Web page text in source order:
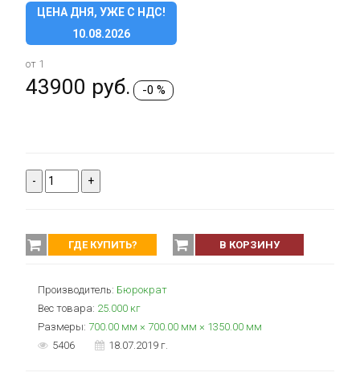
ЦЕНА ДНЯ, УЖЕ С НДС!
10.08.2026
от 1
43900 руб. -0 %
- +
ГДЕ КУПИТЬ? В КОРЗИНУ
Производитель: Бюрократ
Вес товара: 25.000 кг
Размеры: 700.00 мм × 700.00 мм × 1350.00 мм
5406
18.07.2019 г.